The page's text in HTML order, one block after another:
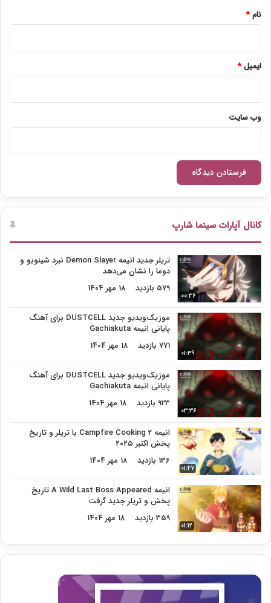
نام*
ایمیل*
وب‌ سایت
کانال آپارات سینما شارپ
00:36
تریلر جدید انیمه Demon Slayer نبرد شینوبو و
دوما را نشان می‌دهد
579 بازدید
18 مهر 1404
01:39
موزیک‌ویدیو جدید DUSTCELL برای آهنگ
پایانی انیمه Gachiakuta
771 بازدید
18 مهر 1404
03:36
موزیک‌ویدیو جدید DUSTCELL برای آهنگ
پایانی انیمه Gachiakuta
923 بازدید
18 مهر 1404
01:47
انیمه Campfire Cooking 2 با تریلر و تاریخ
پخش اکتبر ۲۰۲۵
136 بازدید
18 مهر 1404
01:12
انیمه A Wild Last Boss Appeared تاریخ
پخش و تریلر جدید گرفت
359 بازدید
18 مهر 1404